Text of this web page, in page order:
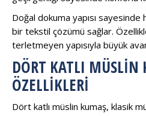
Doğal dokuma yapısı sayesinde
bir tekstil çözümü sağlar.
terletmeyen yapısıyla büyük
DÖRT KATLI MÜSLIN
ÖZELLIKLERI
Dört katlı müslin kumaş, klasik